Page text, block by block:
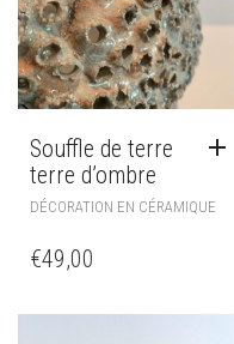
Souffle de terre
terre d’ombre
DÉCORATION EN CÉRAMIQUE
€49,00